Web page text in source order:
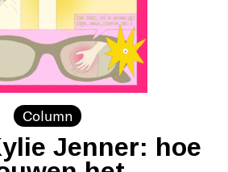
Column
Jenner: hoe